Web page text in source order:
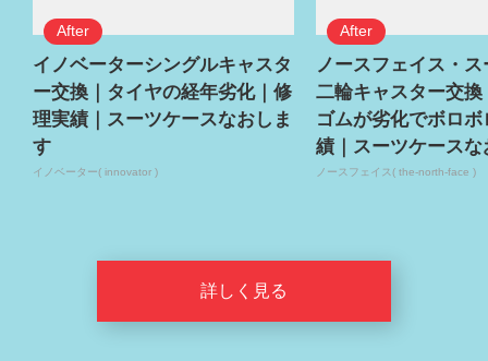
イノベーターシングルキャスタ
ー交換｜タイヤの経年劣化｜修
理実績｜スーツケースなおしま
す
イノベーター( innovator )
ノースフェイス・
二輪キャスター交換
ゴムが劣化でボロ
績｜スーツケースな
ノースフェイス( the-north-face )
詳しく見る